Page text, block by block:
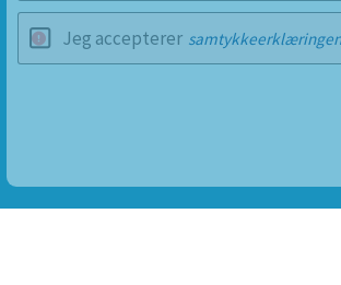
Jeg accepterer samtykkeerklæringen